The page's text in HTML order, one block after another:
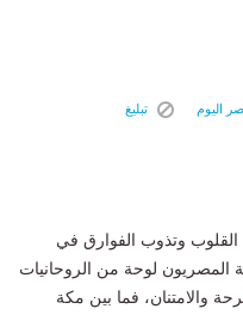
اليوم تبليغ
وتذوب الفوارق في
المصريون لوحة من الروحانيات
والامتنان، فما بين مكة